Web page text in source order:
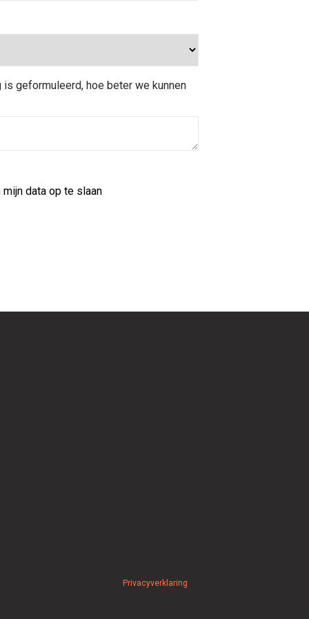
is geformuleerd, hoe beter we kunnen
data op te slaan
Privacyverklaring